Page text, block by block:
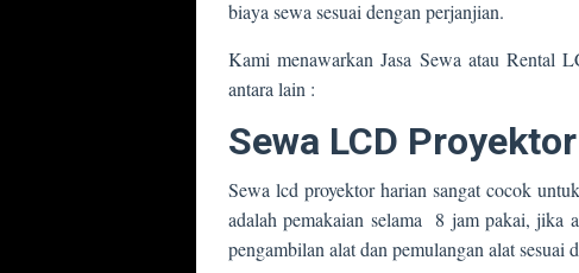
biaya sewa sesuai dengan perjanjian.
Kami menawarkan Jasa Sewa atau Rental
antara lain :
Sewa LCD
Sewa lcd proyektor harian sangat cocok
adalah pemakaian selama 8 jam pakai, jika
pengambilan alat dan pemulangan alat sesuai